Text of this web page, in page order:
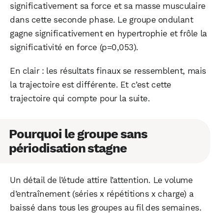
significativement sa force et sa masse musculaire
dans cette seconde phase. Le groupe ondulant
gagne significativement en hypertrophie et frôle la
significativité en force (p=0,053).
En clair : les résultats finaux se ressemblent, mais
la trajectoire est différente. Et c’est cette
trajectoire qui compte pour la suite.
Pourquoi le groupe sans
périodisation stagne
Un détail de l’étude attire l’attention. Le volume
d’entraînement (séries x répétitions x charge) a
baissé dans tous les groupes au fil des semaines.